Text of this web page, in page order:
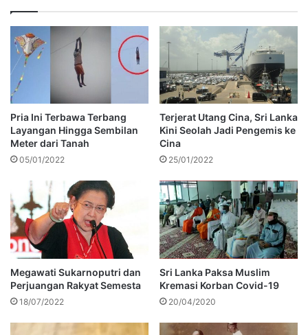
Pria Ini Terbawa Terbang
Layangan Hingga Sembilan
Meter dari Tanah
05/01/2022
Terjerat Utang Cina, Sri Lanka
Kini Seolah Jadi Pengemis ke
Cina
25/01/2022
Megawati Sukarnoputri dan
Perjuangan Rakyat Semesta
18/07/2022
Sri Lanka Paksa Muslim
Kremasi Korban Covid-19
20/04/2020